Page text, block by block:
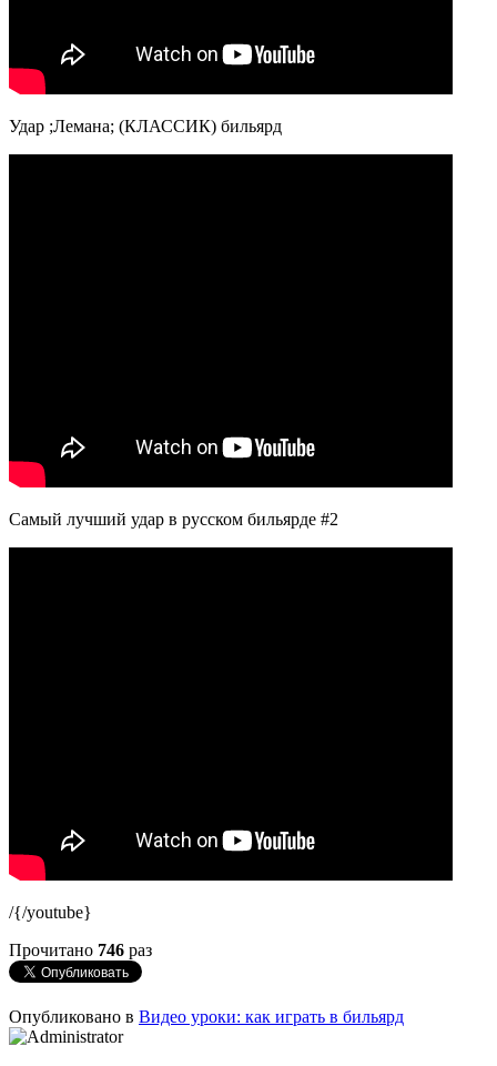
Удар ;Лемана; (КЛАССИК) бильярд
Самый лучший удар в русском бильярде #2
/{/youtube}
Прочитано 746 раз
Опубликовано в Видео уроки: как играть в бильярд